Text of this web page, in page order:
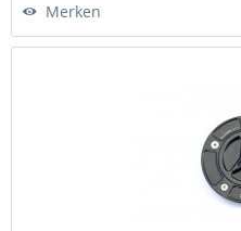
Merken